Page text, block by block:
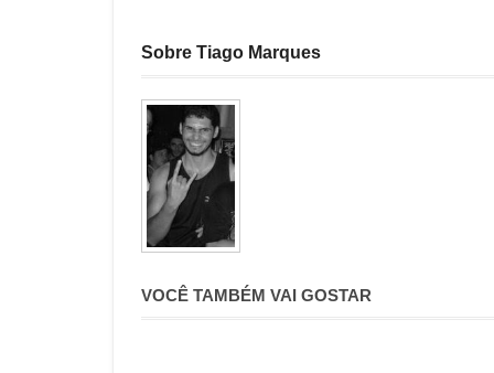
Sobre Tiago Marques
VOCÊ TAMBÉM VAI GOSTAR